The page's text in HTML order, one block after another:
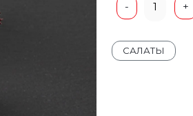
- 1 +
САЛАТЫ